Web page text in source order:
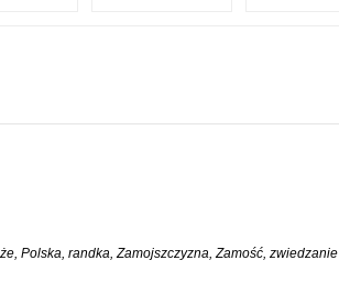
, Polska, randka,Zamojszczyzna,Zamość, zwiedzanie